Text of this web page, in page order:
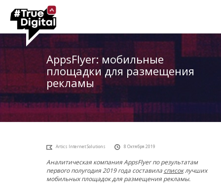
AppsFlyer: мобильные
площадки для размещения
рекламы
Artics Internet Solutions 8 Октября 2019
Аналитическая компания AppsFlyer по результатам
первого полугодия 2019 года составила списоклучших
мобильных площадок для размещения рекламы.